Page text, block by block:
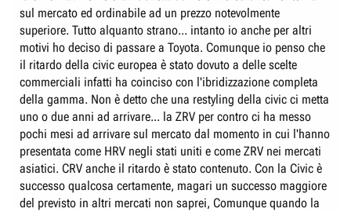
sul mercato ed ordinabile ad un prezzo notevolmente
superiore. Tutto alquanto strano... intanto io anche per altri
motivi ho deciso di passare a Toyota. Comunque io penso che
il ritardo della civic europea è stato dovuto a delle scelte
commerciali infatti ha coinciso con l'ibridizzazione completa
della gamma. Non è detto che una restyling della civic ci metta
uno o due anni ad arrivare... la ZRV per contro ci ha messo
pochi mesi ad arrivare sul mercato dal momento in cui l'hanno
presentata come HRV negli stati uniti e come ZRV nei mercati
asiatici. CRV anche il ritardo è stato contenuto. Con la Civic è
successo qualcosa certamente, magari un successo maggiore
del previsto in altri mercati non saprei, Comunque quando la